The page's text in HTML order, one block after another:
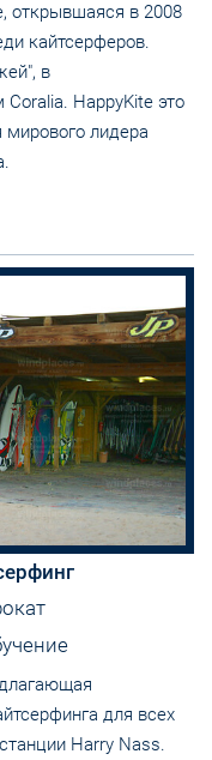
открывшаяся в 2008
кайтсерферов.
в
Coralia. HappyKite это
лидера
для всех
Harry Nass.